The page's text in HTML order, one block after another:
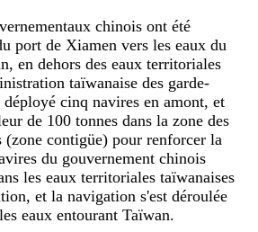
chinois ont été
port de Xiamen vers les eaux du
en dehors des eaux territoriales
taïwanaise des garde-
déployé cinq navires en amont, et
de 100 tonnes dans la zone des
(zone contigüe) pour renforcer la
du gouvernement chinois
les eaux territoriales taïwanaises
et la navigation s'est déroulée
eaux entourant Taïwan.